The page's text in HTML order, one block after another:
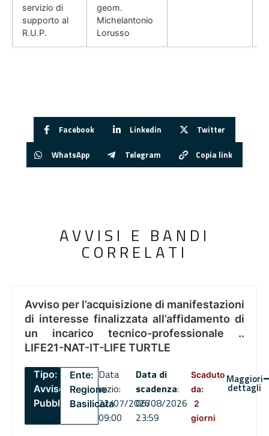
servizio di
supporto al
R.U.P.
geom.
Michelantonio
Lorusso
Facebook Linkedin Twitter
WhatsApp Telegram Copia link
AVVISI E BANDI
CORRELATI
Avviso per l’acquisizione di manifestazioni
di interesse finalizzata all’affidamento di
un incarico tecnico-professionale ..
LIFE21-NAT-IT-LIFE TURTLE
Tipo:
Avviso
Pubblico
Ente:
Regione
Basilicata
Data
inizio:
22/07/2026
09:00
Data di
scadenza:
06/08/2026
23:59
Scaduto
da:
2
giorni
Maggiori
dettagli